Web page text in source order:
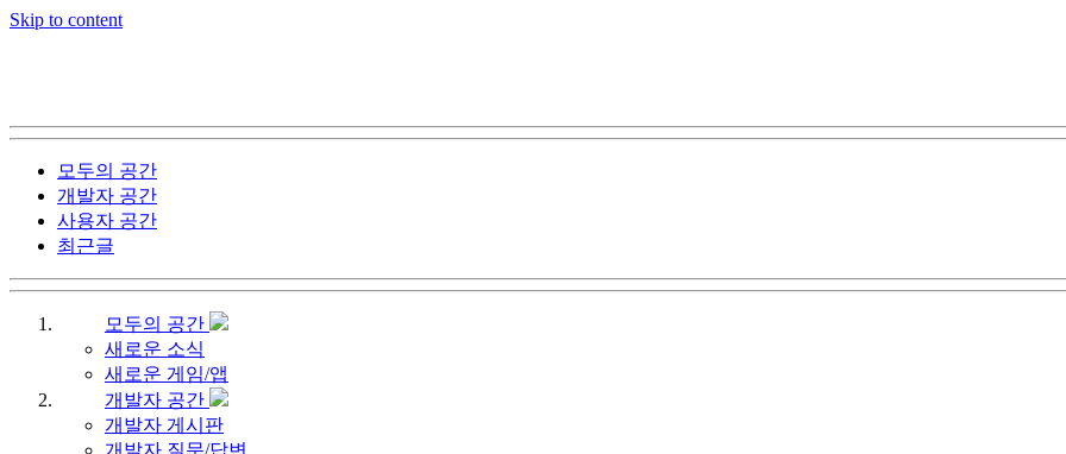
Skip to content
모두의 공간
개발자 공간
사용자 공간
최근글
모두의 공간
새로운 소식
새로운 게임/앱
개발자 공간
개발자 게시판
개발자 질문/답변